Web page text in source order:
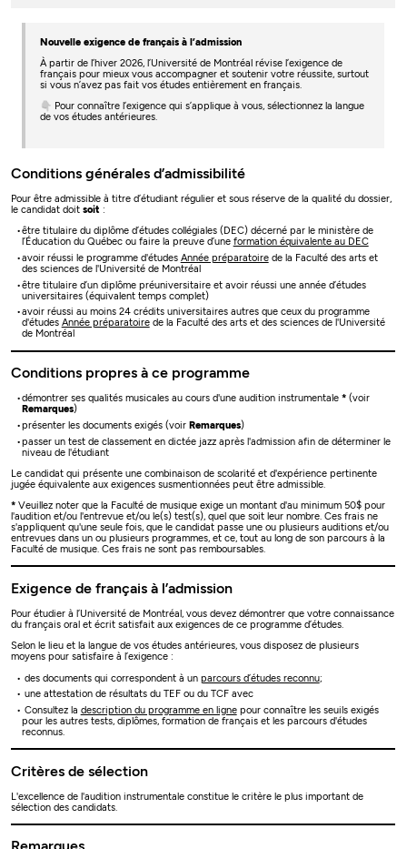
Nouvelle exigence de français à l’admission
À partir de l’hiver 2026, l’Université de Montréal révise l’exigence de
français pour mieux vous accompagner et soutenir votre réussite, surtout
si vous n’avez pas fait vos études entièrement en français.
👇 Pour connaître l’exigence qui s’applique à vous, sélectionnez la langue
de vos études antérieures.
Conditions générales d’admissibilité
Pour être admissible à titre d’étudiant régulier et sous réserve de la qualité du dossier,
le candidat doitsoit :
être titulaire du diplôme d’études collégiales (DEC) décerné par le ministère de
l’Éducation du Québec ou faire la preuve d’une formation équivalente au DEC
avoir réussi le programme d'études Année préparatoirede la Faculté des arts et
des sciences de l'Université de Montréal
être titulaire d’un diplôme préuniversitaire et avoir réussi une année d’études
universitaires (équivalent temps complet)
avoir réussi au moins 24 crédits universitaires autres que ceux du programme
d'études Année préparatoirede la Faculté des arts et des sciences de l'Université
de Montréal
Conditions propres à ce programme
démontrer ses qualités musicales au cours d'une audition instrumentale *(voir
Remarques)
présenter les documents exigés (voir Remarques)
passer un test de classement en dictée jazz après l'admission afin de déterminer le
niveau de l'étudiant
Le candidat qui présente une combinaison de scolarité et d'expérience pertinente
jugée équivalente aux exigences susmentionnées peut être admissible.
* Veuillez noter que la Faculté de musique exige un montant d'au minimum 50$ pour
l'audition et/ou l'entrevue et/ou le(s) test(s), quel que soit leur nombre. Ces frais ne
s'appliquent qu'une seule fois, que le candidat passe une ou plusieurs auditions et/ou
entrevues dans un ou plusieurs programmes, et ce, tout au long de son parcours à la
Faculté de musique. Ces frais ne sont pas remboursables.
Exigence de français à l’admission
Pour étudier à l’Université de Montréal, vous devez démontrer que votre connaissance
du français oral et écrit satisfait aux exigences de ce programme d’études.
Selon le lieu et la langue de vos études antérieures, vous disposez de plusieurs
moyens pour satisfaire à l’exigence :
des documents qui correspondent à un parcours d’études reconnu;
une attestation de résultats du TEF ou du TCF avec
Consultez la description du programme en lignepour connaître les seuils exigés
pour les autres tests, diplômes, formation de français et les parcours d'études
reconnus.
Critères de sélection
L'excellence de l'audition instrumentale constitue le critère le plus important de
sélection des candidats.